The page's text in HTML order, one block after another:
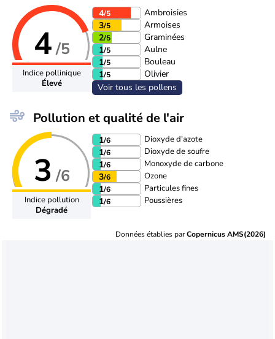
4/5
Indice pollinique
Élevé
4/5
Ambroisies
3/5
Armoises
2/5
Graminées
1/5
Aulne
1/5
Bouleau
1/5
Olivier
Voir tous les pollens
Pollution et qualité de l'air
3 /6
Indice pollution
Dégradé
1/6 Dioxyde d'azote
1/6 Dioxyde de soufre
1/6 Monoxyde de carbone
3/6 Ozone
1/6 Particules fines
1/6 Poussières
Données établies parCopernicus AMS(2026)